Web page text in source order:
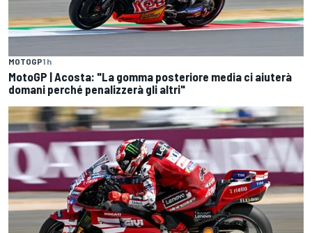
MOTOGP1 h
MotoGP | Acosta: "La gomma posteriore media ci aiuterà
domani perché penalizzerà gli altri"